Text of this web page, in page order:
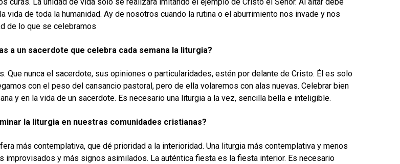
vida de toda la humanidad. Ay de nosotros cuando la rutina o el aburrimiento nos invade y nos
de lo que se celebramos
a un sacerdote que celebra cada semana la liturgia?
Que nunca el sacerdote, sus opiniones o particularidades, estén por delante de Cristo. Él es solo
con el peso del cansancio pastoral, pero de ella volaremos con alas nuevas. Celebrar bien
y en la vida de un sacerdote. Es necesario una liturgia a la vez, sencilla bella e inteligible.
la liturgia en nuestras comunidades cristianas?
más contemplativa, que dé prioridad a la interioridad. Una liturgia más contemplativa y menos
improvisados y más signos asimilados. La auténtica fiesta es la fiesta interior. Es necesario